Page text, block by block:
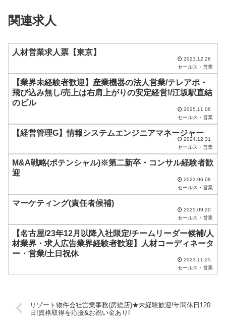
ー
ド
の
ま
ま
て
く
だ
さ
関連求人
人材営業求人票【東京】
2023.12.26
セールス・営業
【業界未経験者歓迎】産業機器の法人営業/テレアポ・
飛び込み無し/売上は右肩上がりの安定経営!/江坂駅直結
のビル
2025.11.06
セールス・営業
【経営管理G】情報システムエンジニアマネージャー
2024.12.31
セールス・営業
M&A戦略(ポテンシャル)※第二新卒・コンサル経験者歓
迎
2023.06.08
セールス・営業
マーケティング(責任者候補)
2025.09.20
セールス・営業
【名古屋/23年12月以降入社限定/チームリーダー候補/人
材業界・求人広告業界経験者歓迎】人材コーディネータ
ー・営業/土日祝休
2023.11.25
セールス・営業
リゾート物件会社営業事務(房総店)★未経験歓迎!年間休日120
日!資格取得を応援&お祝い金あり!